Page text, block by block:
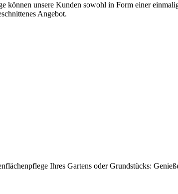
können unsere Kunden sowohl in Form einer
Angebot.
Ihres Gartens oder Grundstücks: